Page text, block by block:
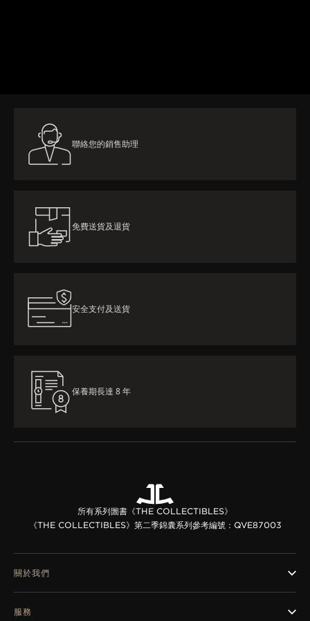
聯絡您的銷售助理
免費送貨及退貨
安全支付及送貨
保養期長達 8 年
所有系列圖書《THE COLLECTIBLES》
《THE COLLECTIBLES》第二季錦囊系列參考編號：QVE87003
關於我們
服務